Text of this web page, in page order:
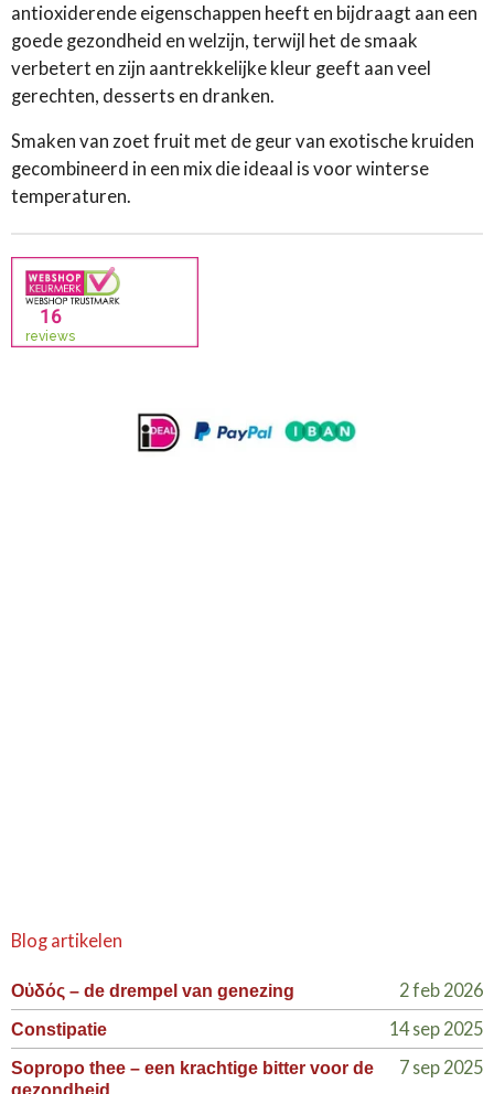
antioxiderende eigenschappen heeft en bijdraagt ​​aan een
goede gezondheid en welzijn, terwijl het de smaak
verbetert en zijn aantrekkelijke kleur geeft aan veel
gerechten, desserts en dranken.
Smaken van zoet fruit met de geur van exotische kruiden
gecombineerd in een mix die ideaal is voor winterse
temperaturen.
Blog artikelen
Οὐδός – de drempel van genezing 2 feb 2026
Constipatie 14 sep 2025
Sopropo thee – een krachtige bitter voor de
gezondheid
7 sep 2025